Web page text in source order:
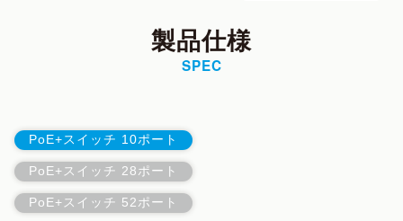
製品仕様
SPEC
PoE+スイッチ 10ポート
PoE+スイッチ 28ポート
PoE+スイッチ 52ポート